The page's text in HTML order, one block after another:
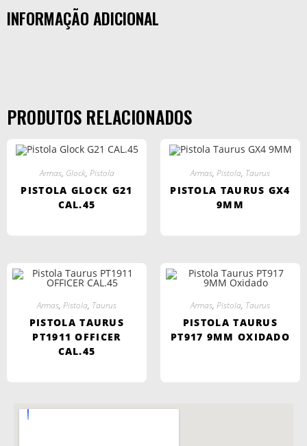
INFORMAÇÃO ADICIONAL
PRODUTOS RELACIONADOS
Armas, Glock, Pistola
PISTOLA GLOCK G21
CAL.45
Armas, Pistola, Taurus
PISTOLA TAURUS GX4
9MM
Armas, Pistola, Taurus
PISTOLA TAURUS
PT1911 OFFICER
CAL.45
Armas, Pistola, Taurus
PISTOLA TAURUS
PT917 9MM OXIDADO